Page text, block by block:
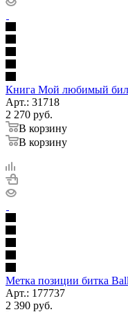
Книга Мой любимый
Арт.: 31718
2 270 руб.
В корзину
В корзину
Метка позиции битка
Арт.: 177737
2 390 руб.